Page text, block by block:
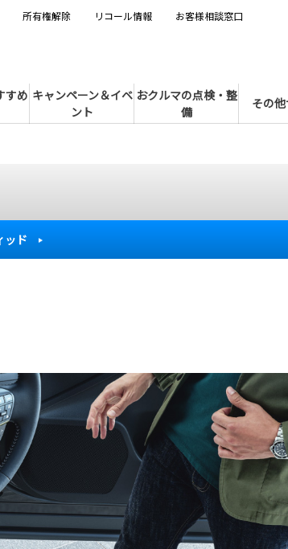
すめ キャンペーン＆イベ
ント
おクルマの点検・整
備
その
所有権解除 リコール情報 お客様相談窓口
ッド